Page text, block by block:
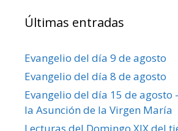
Últimas entradas
Evangelio del día 9 de agosto
Evangelio del día 8 de agosto
Evangelio del día 15 de agosto
la Asunción de la Virgen María